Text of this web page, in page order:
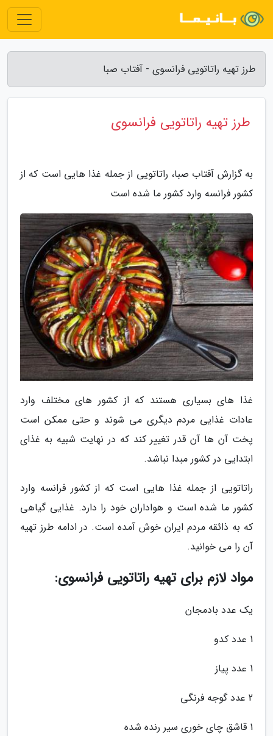
طرز تهیه راتاتویی فرانسوی - آفتاب صبا
طرز تهیه راتاتویی فرانسوی
به گزارش آفتاب صبا، راتاتویی از جمله غذا هایی است که از
کشور فرانسه وارد کشور ما شده است
غذا های بسیاری هستند که از کشور های مختلف وارد
عادات غذایی مردم دیگری می شوند و حتی ممکن است
پخت آن ها آن قدر تغییر کند که در نهایت شبیه به غذای
ابتدایی در کشور مبدا نباشد.
راتاتویی از جمله غذا هایی است که از کشور فرانسه وارد
کشور ما شده است و هواداران خود را دارد. غذایی گیاهی
که به ذائقه مردم ایران خوش آمده است. در ادامه طرز تهیه
آن را می خوانید.
مواد لازم برای تهیه راتاتویی فرانسوی:
یک عدد بادمجان
1 عدد کدو
1 عدد پیاز
2 عدد گوجه فرنگی
1 قاشق چای خوری سیر رنده شده